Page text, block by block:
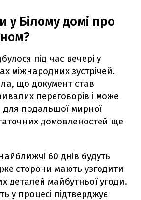
у Білому домі про
під час вечері у
міжнародних зустрічей.
що документ став
переговорів і може
для подальшої мирної
домовленостей ще
60 днів будуть
сторони мають узгодити
деталей майбутньої угоди.
у процесі підтверджує